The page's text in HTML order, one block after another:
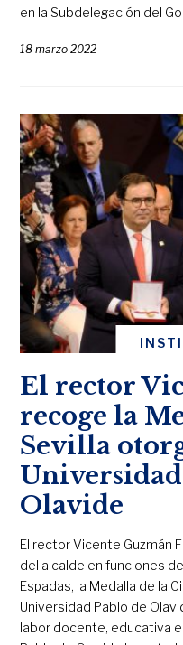
en la Subdelegación del
18 marzo 2022
El rector
recoge la
Sevilla
Olavide
El rector Vicente Guzmán
del alcalde en funciones
Espadas, la Medalla de la
Universidad Pablo de
labor docente, educativa